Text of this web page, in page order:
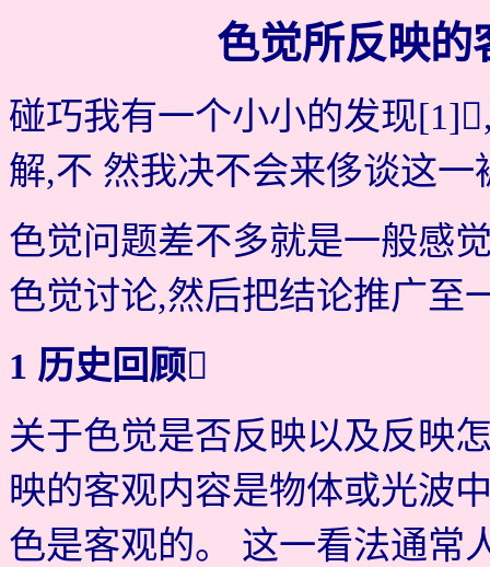
色觉所反映的
碰巧我有一个小小的发现
解,不 然我决不会来侈谈这
色觉问题差不多就是一般感
色觉讨论,然后把结论推广至
1 历史回顾
关于色觉是否反映以及反映
映的客观内容是物体或光波
色是客观的。 这一看法通常